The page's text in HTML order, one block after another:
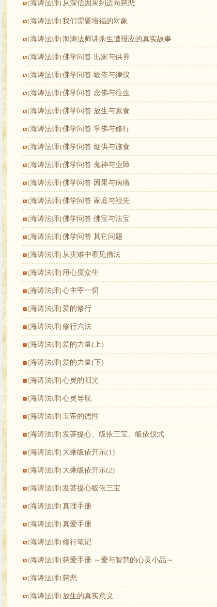
[海涛法师] 从深信因果到迈向慈悲
[海涛法师] 我们需要培福的对象
[海涛法师] 海涛法师讲杀生遭报应的真实故事
[海涛法师] 佛学问答 出家与供养
[海涛法师] 佛学问答 皈依与律仪
[海涛法师] 佛学问答 念佛与往生
[海涛法师] 佛学问答 放生与素食
[海涛法师] 佛学问答 学佛与修行
[海涛法师] 佛学问答 烟供与施食
[海涛法师] 佛学问答 鬼神与业障
[海涛法师] 佛学问答 因果与病痛
[海涛法师] 佛学问答 家庭与祖先
[海涛法师] 佛学问答 佛宝与法宝
[海涛法师] 佛学问答 其它问题
[海涛法师] 从灾难中看见佛法
[海涛法师] 用心度众生
[海涛法师] 心主宰一切
[海涛法师] 爱的修行
[海涛法师] 修行六法
[海涛法师] 爱的力量(上)
[海涛法师] 爱的力量(下)
[海涛法师] 心灵的阳光
[海涛法师] 心灵导航
[海涛法师] 玉帝的德性
[海涛法师] 发菩提心、皈依三宝、皈依仪式
[海涛法师] 大乘皈依开示(1)
[海涛法师] 大乘皈依开示(2)
[海涛法师] 发菩提心皈依三宝
[海涛法师] 真理手册
[海涛法师] 真爱手册
[海涛法师] 修行笔记
[海涛法师] 慈爱手册 ～爱与智慧的心灵小品～
[海涛法师] 慈悲
[海涛法师] 放生的真实意义